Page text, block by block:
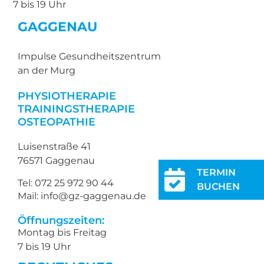
7 bis 19 Uhr
GAGGENAU
Impulse Gesundheitszentrum
an der Murg
PHYSIOTHERAPIE
TRAININGSTHERAPIE
OSTEOPATHIE
Luisenstraße 41
76571 Gaggenau
Tel: 072 25 972 90 44
Mail: info@gz-gaggenau.de
Öffnungszeiten:
Montag bis Freitag
7 bis 19 Uhr
TERMIN
BUCHEN